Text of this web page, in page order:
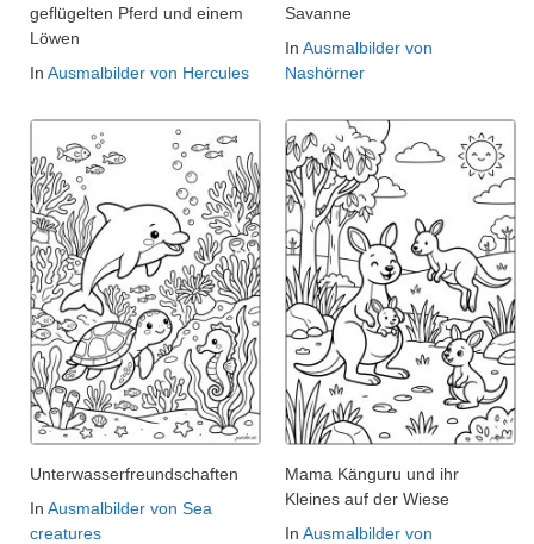
geflügelten Pferd und einem
Löwen
In Ausmalbilder von Hercules
Savanne
In Ausmalbilder von
Nashörner
Unterwasserfreundschaften
In Ausmalbilder von Sea
creatures
Mama Känguru und ihr
Kleines auf der Wiese
In Ausmalbilder von